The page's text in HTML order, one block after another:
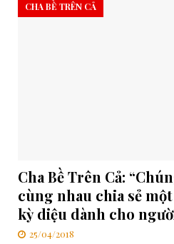
Cha Bề Trên Cả:
cùng nhau chia sẻ
kỳ diệu dành cho
CHA BỀ TRÊN CẢ
25/04/2018